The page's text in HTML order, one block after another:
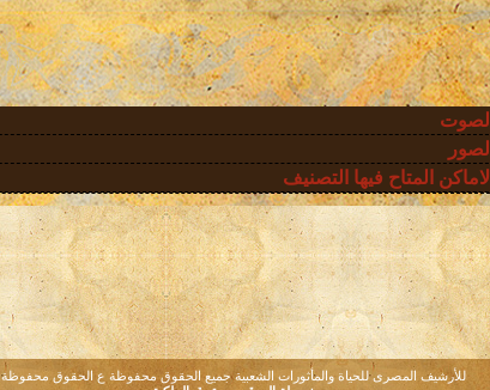
الصوت
الصور
الاماكن المتاح فيها التصنيف
للأرشيف المصرى للحياة والمأثورات الشعبية جميع الحقوق محفوظة ع الحقوق محفوظة